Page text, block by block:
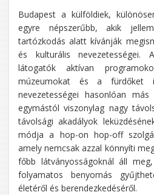
Budapest a külföldiek,
egyre népszerűbb, akik
tartózkodás alatt kívánják
és kulturális nevezetességei.
látogatók aktívan
múzeumokat és a fürdőket
nevezetességei hasonlóan
egymástól viszonylag nagy
távolsági akadályok
módja a hop-on hop-off
amely nemcsak azzal könnyíti
főbb látványosságoknál áll
folyamatos benyomás
életéről és berendezkedéséről.